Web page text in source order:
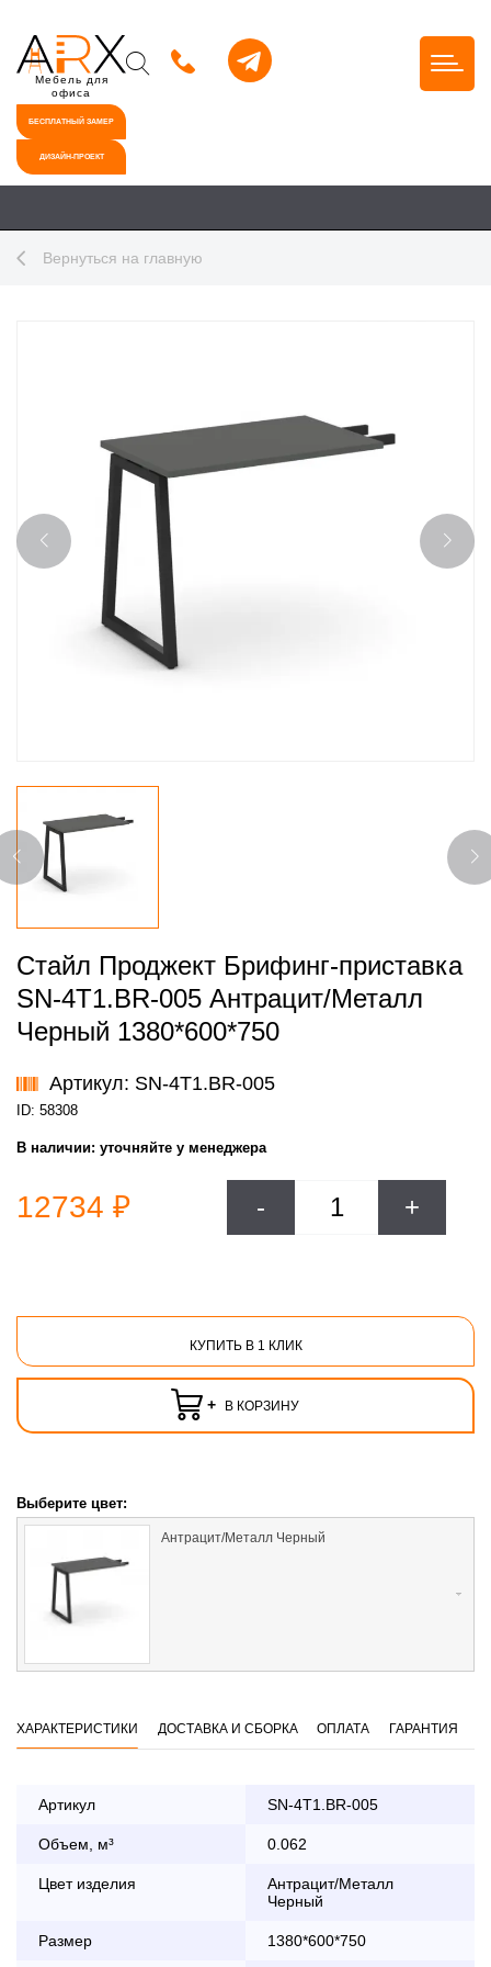
Мебель для
офиса
БЕСПЛАТНЫЙ ЗАМЕР
ДИЗАЙН-ПРОЕКТ
Вернуться на главную
Стайл Проджект Брифинг-приставка
SN-4T1.BR-005 Антрацит/Металл
Черный 1380*600*750
Артикул: SN-4T1.BR-005
ID: 58308
В наличии: уточняйте у менеджера
12734 ₽ - +
КУПИТЬ В 1 КЛИК
+ В КОРЗИНУ
Выберите цвет:
Антрацит/Металл Черный
ХАРАКТЕРИСТИКИ ДОСТАВКА И СБОРКА ОПЛАТА ГАРАНТИЯ
Артикул SN-4T1.BR-005
Объем, м³ 0.062
Цвет изделия
Антрацит/Металл
Черный
Размер 1380*600*750
дни с 8:30 до 18:00